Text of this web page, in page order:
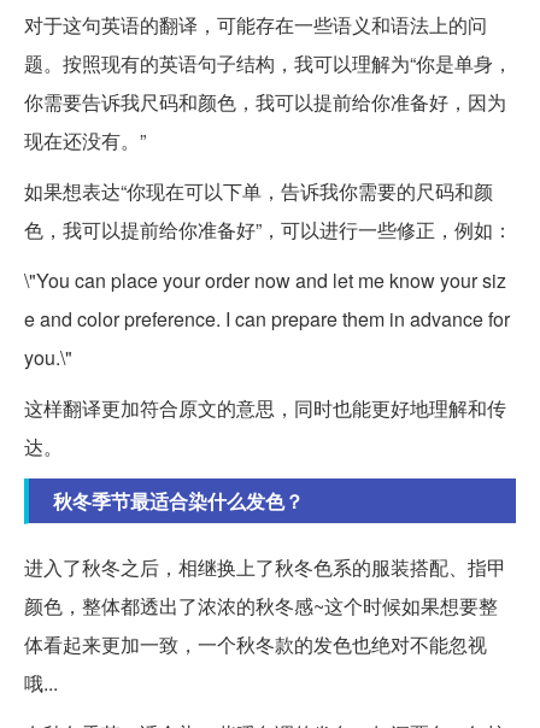
对于这句英语的翻译，可能存在一些语义和语法上的问
题。按照现有的英语句子结构，我可以理解为“你是单身，
你需要告诉我尺码和颜色，我可以提前给你准备好，因为
现在还没有。”
如果想表达“你现在可以下单，告诉我你需要的尺码和颜
色，我可以提前给你准备好”，可以进行一些修正，例如：
\"You can place your order now and let me know your siz
e and color preference. I can prepare them in advance for
you.\"
这样翻译更加符合原文的意思，同时也能更好地理解和传
达。
秋冬季节最适合染什么发色？
进入了秋冬之后，相继换上了秋冬色系的服装搭配、指甲
颜色，整体都透出了浓浓的秋冬感~这个时候如果想要整
体看起来更加一致，一个秋冬款的发色也绝对不能忽视
哦...